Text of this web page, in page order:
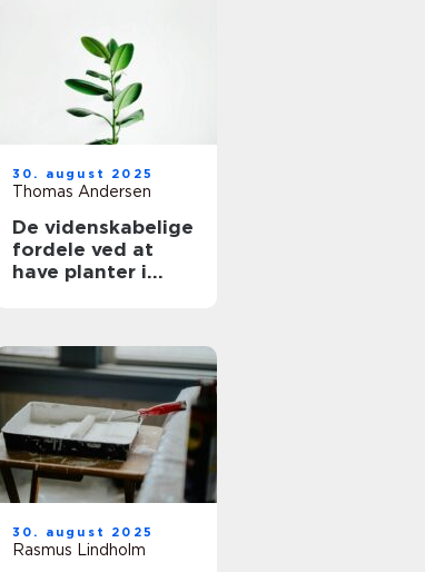
30. august 2025
Thomas Andersen
De videnskabelige
fordele ved at
have planter i
30. august 2025
Rasmus Lindholm